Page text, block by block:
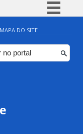
Simplifique!
BR
Participe
MAPA DO SITE